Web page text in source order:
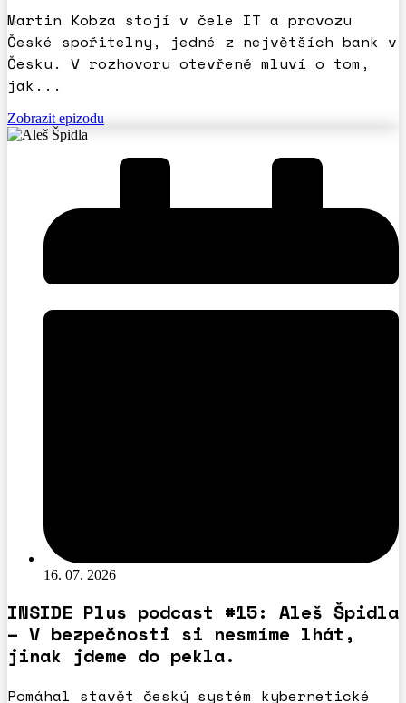
Martin Kobza stojí v čele IT a provozu
České spořitelny, jedné z největších bank v
Česku. V rozhovoru otevřeně mluví o tom,
jak...
Zobrazit epizodu
16. 07. 2026
INSIDE Plus podcast #15: Aleš Špidla
– V bezpečnosti si nesmíme lhát,
jinak jdeme do pekla.
Pomáhal stavět český systém kybernetické